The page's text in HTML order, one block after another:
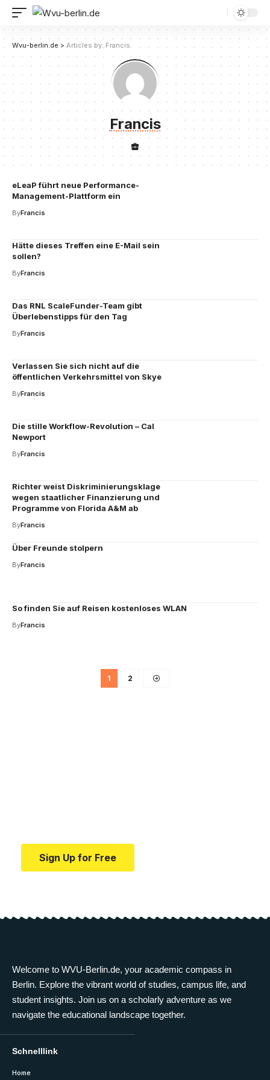
Wvu-berlin.de> Articles by: Francis
Francis
eLeaP führt neue Performance-
Management-Plattform ein
ByFrancis
Hätte dieses Treffen eine E-Mail sein
sollen?
ByFrancis
Das RNL ScaleFunder-Team gibt
Überlebenstipps für den Tag
ByFrancis
Verlassen Sie sich nicht auf die
öffentlichen Verkehrsmittel von Skye
ByFrancis
Die stille Workflow-Revolution – Cal
Newport
ByFrancis
Richter weist Diskriminierungsklage
wegen staatlicher Finanzierung und
Programme von Florida A&M ab
ByFrancis
Über Freunde stolpern
ByFrancis
So finden Sie auf Reisen kostenloses WLAN
ByFrancis
1 2
Sign Up for Free
Welcome to WVU-Berlin.de, your academic compass in
Berlin. Explore the vibrant world of studies, campus life, and
student insights. Join us on a scholarly adventure as we
navigate the educational landscape together.
Schnelllink
Home